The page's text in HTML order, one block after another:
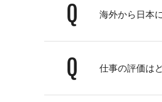
Q 海外から日本
Q 仕事の評価は